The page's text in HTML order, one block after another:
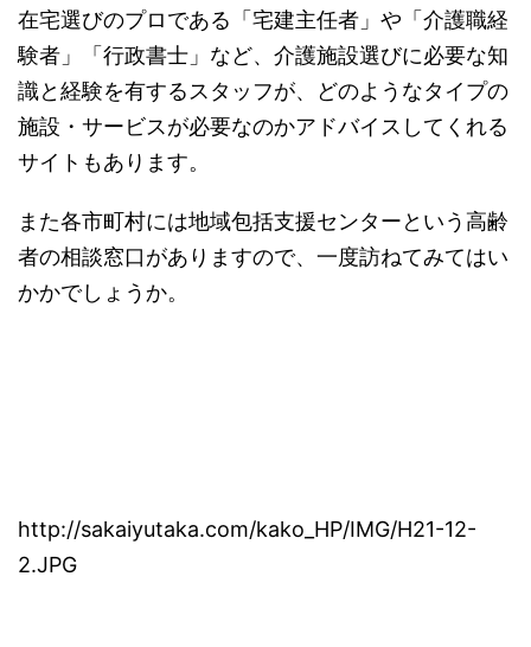
在宅選びのプロである「宅建主任者」や「介護職経
験者」「行政書士」など、介護施設選びに必要な知
識と経験を有するスタッフが、どのようなタイプの
施設・サービスが必要なのかアドバイスしてくれる
サイトもあります。
また各市町村には地域包括支援センターという高齢
者の相談窓口がありますので、一度訪ねてみてはい
かかでしょうか。
http://sakaiyutaka.com/kako_HP/IMG/H21-12-
2.JPG